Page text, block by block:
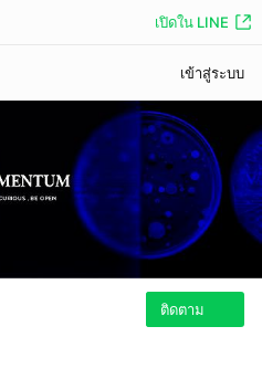
เปิดใน LINE
เข้าสู่ระบบ
ติดตาม